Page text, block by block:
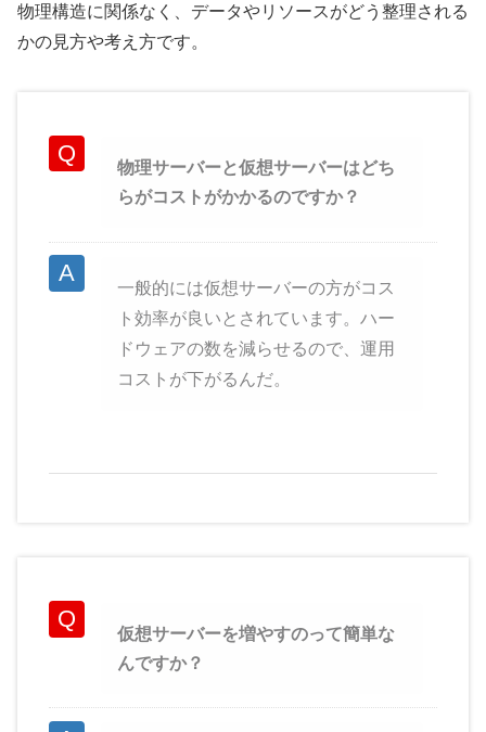
物理構造に関係なく、データやリソースがどう整理される
かの見方や考え方です。
物理サーバーと仮想サーバーはどち
らがコストがかかるのですか？
一般的には仮想サーバーの方がコス
ト効率が良いとされています。ハー
ドウェアの数を減らせるので、運用
コストが下がるんだ。
仮想サーバーを増やすのって簡単な
んですか？